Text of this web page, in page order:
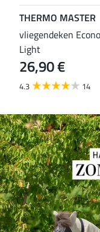
THERMO MASTER
vliegendeken
Light
26,90 €
4.3 14